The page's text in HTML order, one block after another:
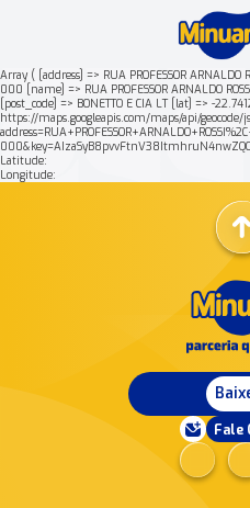
Array ( [address] => RUA PROFESSOR ARNALDO
000 [name] => RUA PROFESSOR ARNALDO
[post_code] => BONETTO E CIA LT [lat] => -
https://maps.googleapis.com/maps/api/geocode/
Latitude:
Longitude:
Fale
Mais buscados: Produtos
Nossa história